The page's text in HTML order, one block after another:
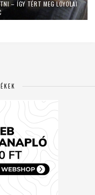
– ÍGY TÉRT MEG LOYOLAI